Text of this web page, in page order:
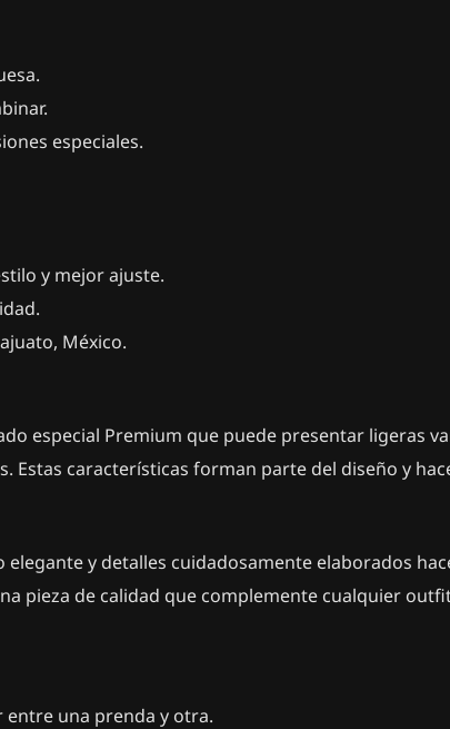
especiales.
y mejor ajuste.
México.
especial Premium que puede presentar ligeras
Estas características forman parte del diseño y
elegante y detalles cuidadosamente elaborados
pieza de calidad que complemente cualquier
entre una prenda y otra.